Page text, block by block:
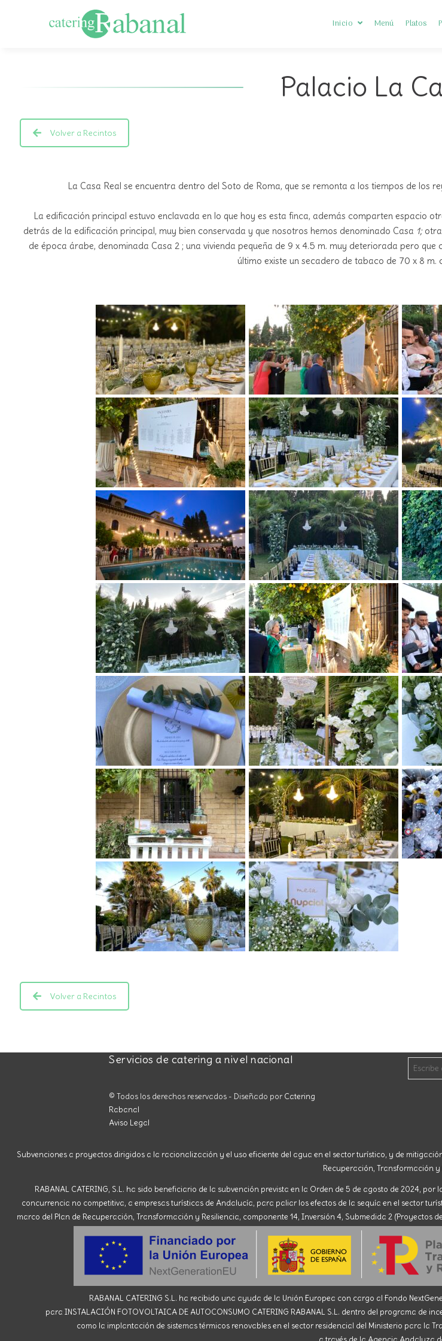
Inicio
Somos Diferentes
Menú Platos
Palacio La
Volver a Recintos
La Casa Real se encuentra dentro del Soto de Roma, que se remonta a los tiempos de los
La edificación principal estuvo enclavada en lo que hoy es esta finca, además comparten espacio
detrás de la edificación principal, muy bien conservada y que nosotros hemos denominado Casa 1;
de época árabe, denominada Casa 2 ; una vivienda pequeña de 9 x 4.5 m. muy deteriorada pero
último existe un secadero de tabaco de 70 x 8 m.
Volver a Recintos
Servicios de catering a nivel nacional
© Todos los derechos reservados - Diseñado por Catering
Rabanal
Aviso Legal
Subvenciones a proyectos dirigidos a la racionalización y el uso eficiente del agua en el sector turístico, y de
Recuperación, Transformación y
RABANAL CATERING, S.L. ha sido beneficiario de la subvención prevista en la Orden de 5 de agosto de 2024,
concurrencia no competitiva, a empresas turísticas de Andalucía, para paliar los efectos de la sequía en el sector
marco del Plan de Recuperación, Transformación y Resiliencia, componente 14, Inversión 4, Submedida 2 (Proyectos
RABANAL CATERING S.L. ha recibido una ayuda de la Unión Europea con cargo al Fondo
para INSTALACIÓN FOTOVOLTAICA DE AUTOCONSUMO CATERING RABANAL S.L. dentro del programa
como la implantación de sistemas térmicos renovables en el sector residencial del Ministerio para la